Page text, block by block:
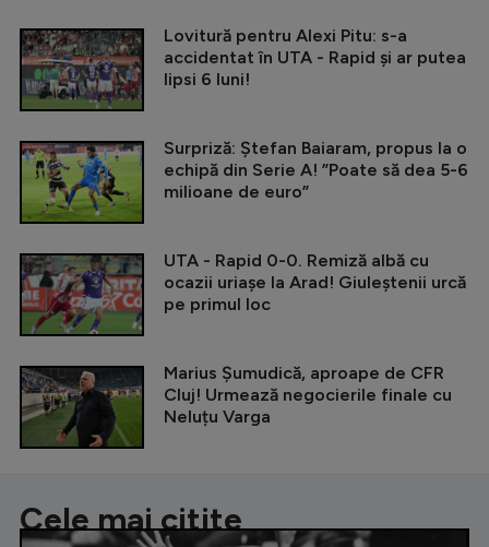
Lovitură pentru Alexi Pitu: s-a
accidentat în UTA - Rapid și ar putea
lipsi 6 luni!
Surpriză: Ștefan Baiaram, propus la o
echipă din Serie A! ”Poate să dea 5-6
milioane de euro”
UTA - Rapid 0-0. Remiză albă cu
ocazii uriașe la Arad! Giuleștenii urcă
pe primul loc
Marius Șumudică, aproape de CFR
Cluj! Urmează negocierile finale cu
Neluțu Varga
Cele mai citite